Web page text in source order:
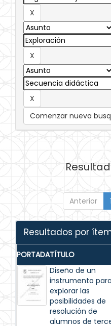
Comenzar nueva
Anterior 1
Resultados por
PORTADATÍTULO
Diseño de un
instrumento para
explorar las
posibilidades de
resolución de
alumnos de